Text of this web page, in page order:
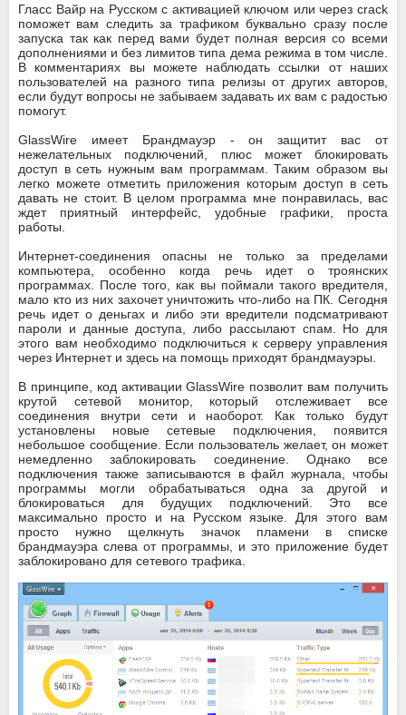
Гласс Вайр на Русском с активацией ключом или через crack
поможет вам следить за трафиком буквально сразу после
запуска так как перед вами будет полная версия со всеми
дополнениями и без лимитов типа дема режима в том числе.
В комментариях вы можете наблюдать ссылки от наших
пользователей на разного типа релизы от других авторов,
если будут вопросы не забываем задавать их вам с радостью
помогут.
GlassWire имеет Брандмауэр - он защитит вас от
нежелательных подключений, плюс может блокировать
доступ в сеть нужным вам программам. Таким образом вы
легко можете отметить приложения которым доступ в сеть
давать не стоит. В целом программа мне понравилась, вас
ждет приятный интерфейс, удобные графики, проста
работы.
Интернет-соединения опасны не только за пределами
компьютера, особенно когда речь идет о троянских
программах. После того, как вы поймали такого вредителя,
мало кто из них захочет уничтожить что-либо на ПК. Сегодня
речь идет о деньгах и либо эти вредители подсматривают
пароли и данные доступа, либо рассылают спам. Но для
этого вам необходимо подключиться к серверу управления
через Интернет и здесь на помощь приходят брандмауэры.
В принципе, код активации GlassWire позволит вам получить
крутой сетевой монитор, который отслеживает все
соединения внутри сети и наоборот. Как только будут
установлены новые сетевые подключения, появится
небольшое сообщение. Если пользователь желает, он может
немедленно заблокировать соединение. Однако все
подключения также записываются в файл журнала, чтобы
программы могли обрабатываться одна за другой и
блокироваться для будущих подключений. Это все
максимально просто и на Русском языке. Для этого вам
просто нужно щелкнуть значок пламени в списке
брандмауэра слева от программы, и это приложение будет
заблокировано для сетевого трафика.